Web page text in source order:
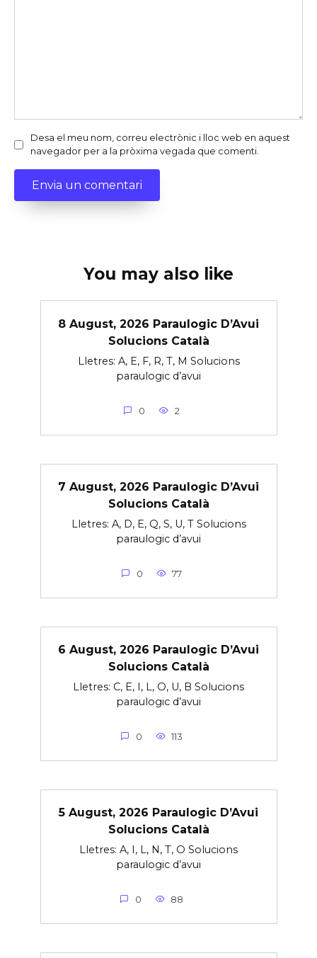
Desa el meu nom, correu electrònic i lloc web en aquest
navegador per a la pròxima vegada que comenti.
You may also like
8 August, 2026 Paraulogic D’Avui
Solucions Català
Lletres: A, E, F, R, T, M Solucions
paraulogic d’avui
0 2
7 August, 2026 Paraulogic D’Avui
Solucions Català
Lletres: A, D, E, Q, S, U, T Solucions
paraulogic d’avui
0 77
6 August, 2026 Paraulogic D’Avui
Solucions Català
Lletres: C, E, I, L, O, U, B Solucions
paraulogic d’avui
0 113
5 August, 2026 Paraulogic D’Avui
Solucions Català
Lletres: A, I, L, N, T, O Solucions
paraulogic d’avui
0 88